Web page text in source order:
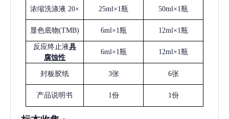
浓缩洗涤液 20× 25ml×1瓶 50ml×1瓶
显色底物(TMB) 6ml×1瓶 12ml×1瓶
反应终止液具
腐蚀性
6ml×1瓶 12ml×1瓶
封板胶纸 3张 6张
产品说明书 1份 1份